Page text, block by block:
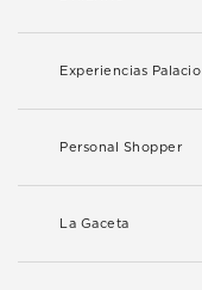
Experiencias Palacio
Personal Shopper
La Gaceta